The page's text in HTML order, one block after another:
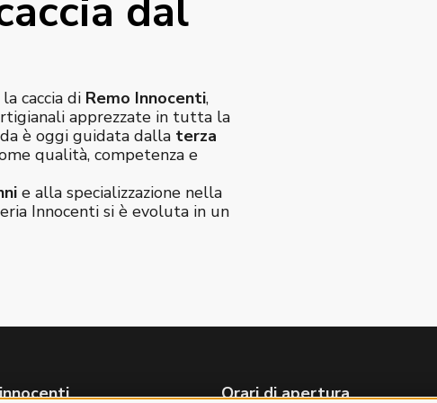
caccia di Remo Innocenti,
apprezzate in tutta la
è oggi guidata dalla terza
qualità, competenza e
e alla specializzazione nella
Innocenti si è evoluta in un
Orari di apertura